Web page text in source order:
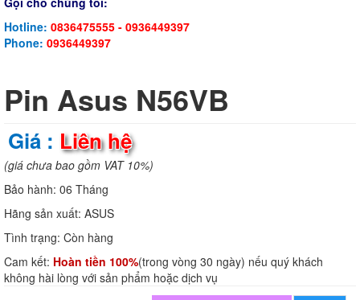
Hotline: 0836475555 - 0936449397
Phone: 0936449397
Pin Asus N56VB
Giá : Liên hệ
(giá chưa bao gồm VAT 10%)
Bảo hành: 06 Tháng
Hãng sản xuất: ASUS
Tình trạng: Còn hàng
Cam kết: Hoàn tiền 100%(trong vòng 30 ngày) nếu quý khách
không hài lòng với sản phẩm hoặc dịch vụ